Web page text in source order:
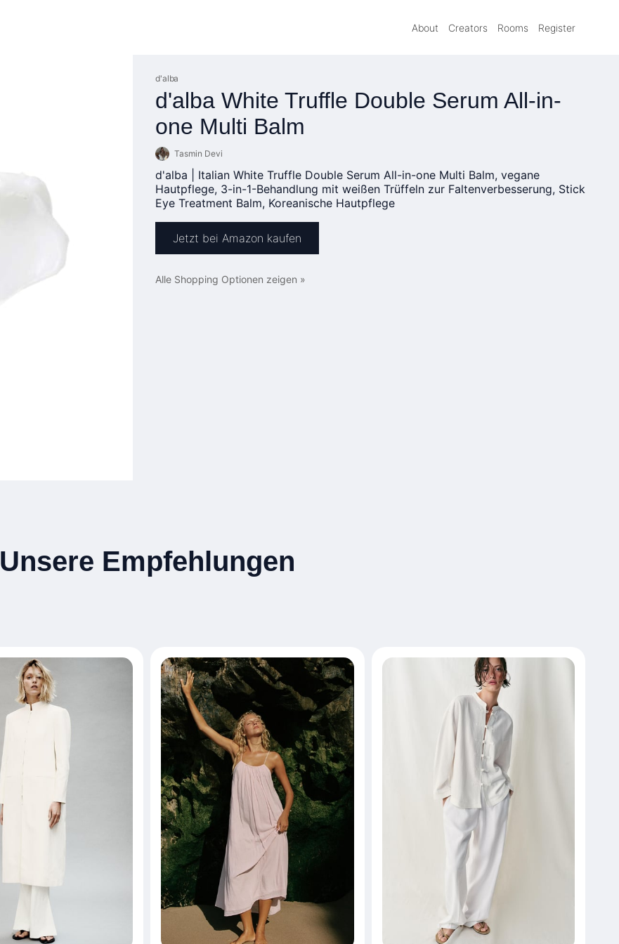
About Creators Rooms Register
d'alba
d'alba White Truffle Double Serum All-in-
one Multi Balm
Tasmin Devi
d'alba | Italian White Truffle Double Serum All-in-one Multi Balm, vegane
Hautpflege, 3-in-1-Behandlung mit weißen Trüffeln zur Faltenverbesserung, Stick
Eye Treatment Balm, Koreanische Hautpflege
Jetzt bei Amazon kaufen
Alle Shopping Optionen zeigen »
Unsere Empfehlungen